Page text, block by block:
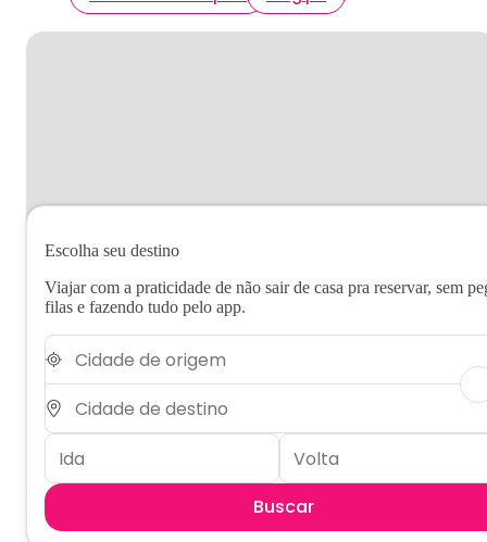
Escolha seu destino
Viajar com a praticidade de não sair de casa pra reservar, sem
filas e fazendo tudo pelo app.
Buscar